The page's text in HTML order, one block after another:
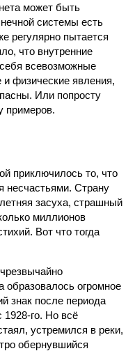
может быть
системы есть
регулярно пытается
что внутренние
всевозможные
и физические явления,
Или попросту
примеров.
приключилось то, что
несчастьями. Страну
засуха, страшный
миллионов
Вот что тогда
образовалось огромное
знак после периода
го. Но всё
устремился в реки,
обернувшийся